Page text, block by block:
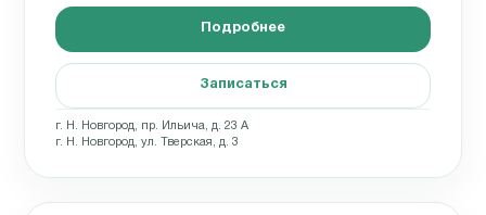
Подробнее
Записаться
г. Н. Новгород, пр. Ильича, д. 23 А
г. Н. Новгород, ул. Тверская, д. 3